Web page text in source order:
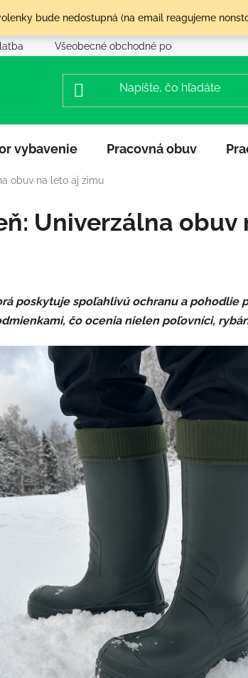
bude nedostupná (na email reagujeme
Všeobecné obchodné podmienky
vybavenie Pracovná obuv
obuv na leto aj zimu
Univerzálna obuv
poskytuje spoľahlivú ochranu a
čo ocenia nielen poľovníci,